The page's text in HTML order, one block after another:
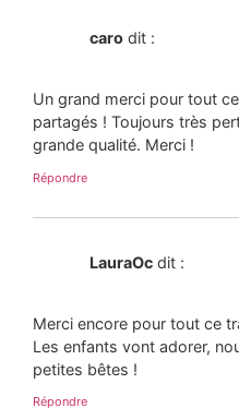
caro dit :
Un grand merci pour tout
partagés ! Toujours très
grande qualité. Merci !
Répondre
LauraOc dit :
Merci encore pour tout ce
Les enfants vont adorer,
petites bêtes !
Répondre